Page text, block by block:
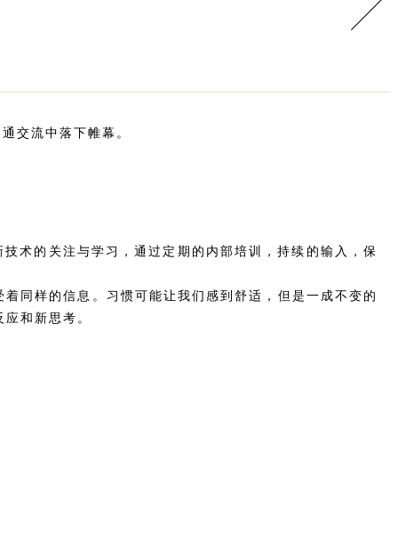
交流中落下帷幕。
术的关注与学习，通过定期的内部培训，持续的输入，保
同样的信息。习惯可能让我们感到舒适，但是一成不变的
和新思考。